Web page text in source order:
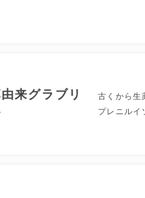
来グラブリ
古くから生
プレニルイ